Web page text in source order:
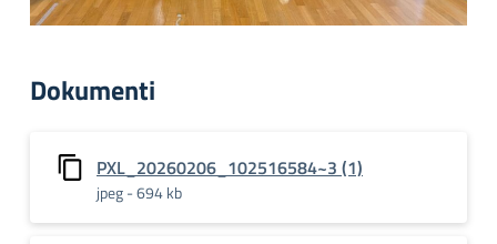
Dokumenti
PXL_20260206_102516584~3 (1)
jpeg - 694 kb